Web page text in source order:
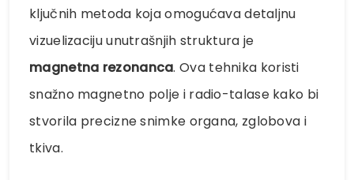
ključnih metoda koja omogućava detaljnu
vizuelizaciju unutrašnjih struktura je
magnetna rezonanca. Ova tehnika koristi
snažno magnetno polje i radio-talase kako bi
stvorila precizne snimke organa, zglobova i
tkiva.